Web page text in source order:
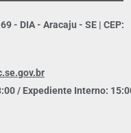
- DIA - Aracaju - SE | CEP:
/ Expediente Interno: